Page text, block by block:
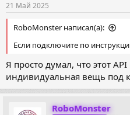
21 Май 2025
RoboMonster написал(а):
Если подключите по
Я просто думал, что этот
индивидуальная вещь под
RoboMonster